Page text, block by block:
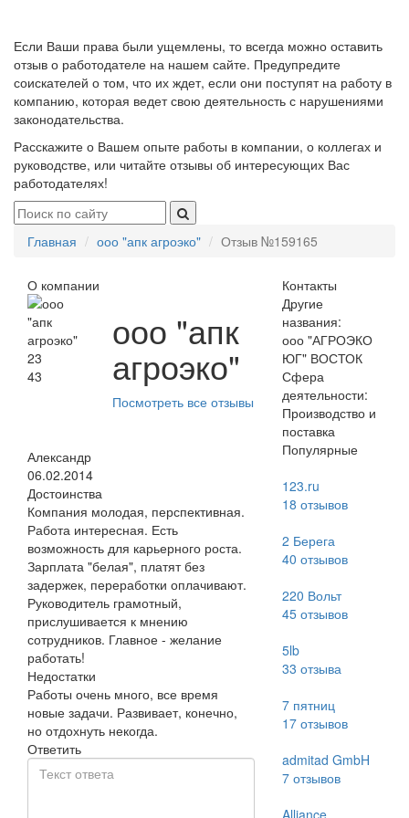
Если Ваши права были ущемлены, то всегда можно оставить
отзыв о работодателе на нашем сайте. Предупредите
соискателей о том, что их ждет, если они поступят на работу в
компанию, которая ведет свою деятельность с нарушениями
законодательства.
Расскажите о Вашем опыте работы в компании, о коллегах и
руководстве, или читайте отзывы об интересующих Вас
работодателях!
Главная ооо "апк агроэко" Отзыв №159165
О компании
23
43
ооо "апк
агроэко"
Посмотреть все отзывы
Александр
06.02.2014
Достоинства
Компания молодая, перспективная.
Работа интересная. Есть
возможность для карьерного роста.
Зарплата "белая", платят без
задержек, переработки оплачивают.
Руководитель грамотный,
прислушивается к мнению
сотрудников. Главное - желание
работать!
Недостатки
Работы очень много, все время
новые задачи. Развивает, конечно,
но отдохнуть некогда.
Ответить
Контакты
Другие
названия:
ооо "АГРОЭКО
ЮГ" ВОСТОК
Сфера
деятельности:
Производство и
поставка
Популярные
123.ru
18 отзывов
2 Берега
40 отзывов
220 Вольт
45отзывов
5lb
33 отзыва
7 пятниц
17отзывов
admitad GmbH
7отзывов
Alliance